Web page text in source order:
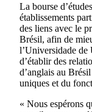
La bourse
établissements
des liens avec le
Brésil, afin de
l’Universidade de
d’établir des
d’anglais au
uniques et du
« Nous espérons